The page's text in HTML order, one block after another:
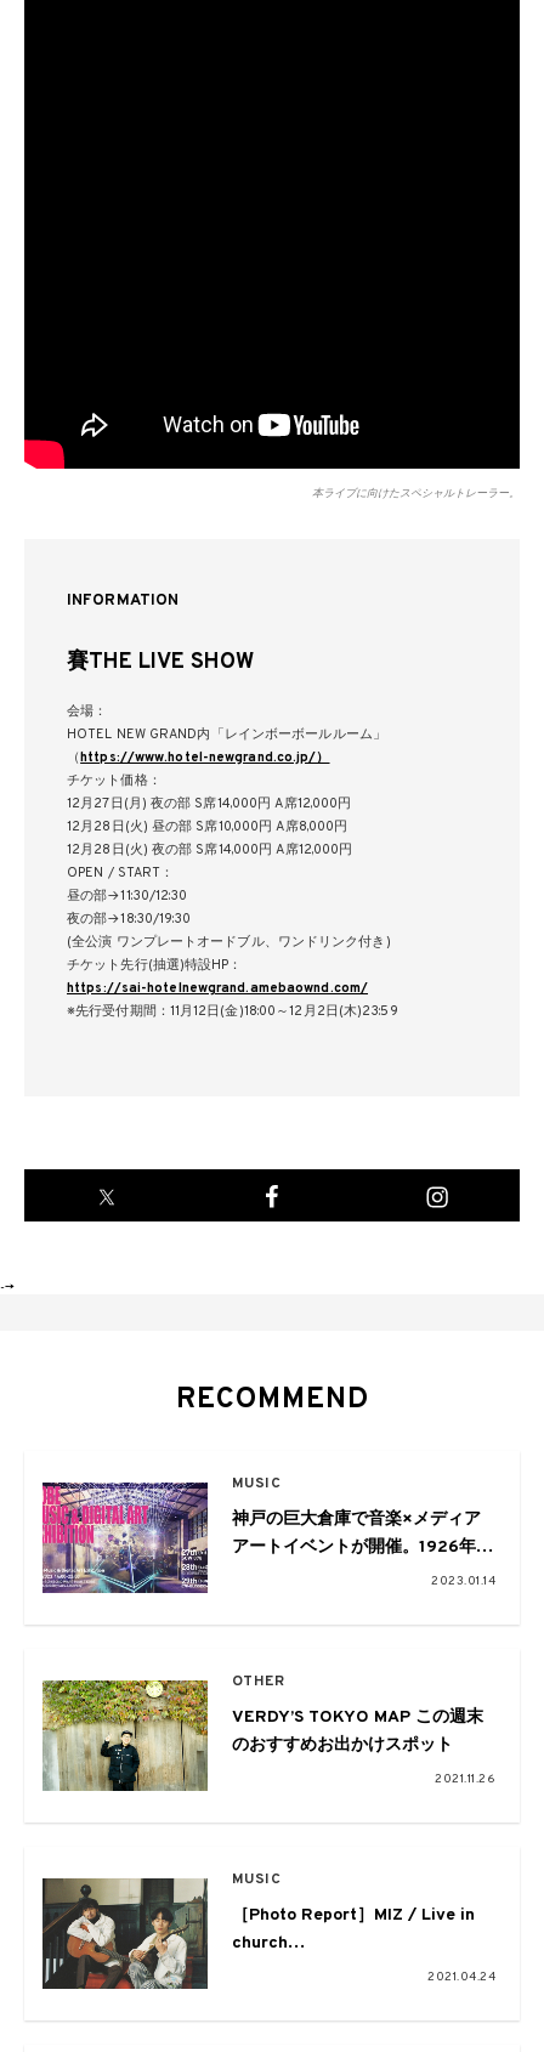
本ライブに向けたスペシャルトレーラー。
INFORMATION
賽THE LIVE SHOW
会場：
HOTEL NEW GRAND内「レインボーボールルーム」
（https://www.hotel-newgrand.co.jp/）
チケット価格：
12月27日(月) 夜の部 S席14,000円 A席12,000円
12月28日(火) 昼の部 S席10,000円 A席8,000円
12月28日(火) 夜の部 S席14,000円 A席12,000円
OPEN / START：
昼の部→11:30/12:30
夜の部→18:30/19:30
(全公演 ワンプレートオードブル、ワンドリンク付き)
チケット先行(抽選)特設HP：
https://sai-hotelnewgrand.amebaownd.com/
※先行受付期間：11月12日(金)18:00～12月2日(木)23:59
-->
RECOMMEND
MUSIC
神戸の巨大倉庫で音楽×メディア
アートイベントが開催。1926年に
建てられた歴史的建造物を舞台に
2023.01.14
OTHER
VERDY’S TOKYO MAP この週末
のおすすめお出かけスポット
2021.11.26
MUSIC
［Photo Report］MIZ / Live in
church
写真家・北岡稔章が切り取った麗
2021.04.24